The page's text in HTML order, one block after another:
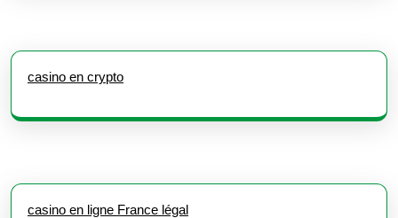
casino en crypto
casino en ligne France légal